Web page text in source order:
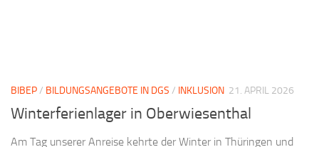
BIBEP/ BILDUNGSANGEBOTE IN DGS / INKLUSION 21. APRIL 2026
Winterferienlager in Oberwiesenthal
Am Tag unserer Anreise kehrte der Winter in Thüringen und